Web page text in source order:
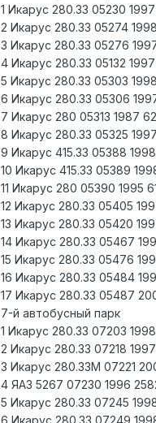
1 Икарус 280.33 05230
2 Икарус 280.33 05274
3 Икарус 280.33 05276
4 Икарус 280.33 05132
5 Икарус 280.33 05303
6 Икарус 280.33 05306
7 Икарус 280 05313 1987
8 Икарус 280.33 05325
9 Икарус 415.33 05388
10 Икарус 415.33 05389
11 Икарус 280 05390 1995
12 Икарус 280.33 05405
13 Икарус 280.33 05420
14 Икарус 280.33 05467
15 Икарус 280.33 05476
16 Икарус 280.33 05484
17 Икарус 280.33 05487
7-й автобусный парк
1 Икарус 280.33 07203
2 Икарус 280.33 07218
3 Икарус 280.33М 07221
4 ЯАЗ 5267 07230 1996
5 Икарус 280.33 07245